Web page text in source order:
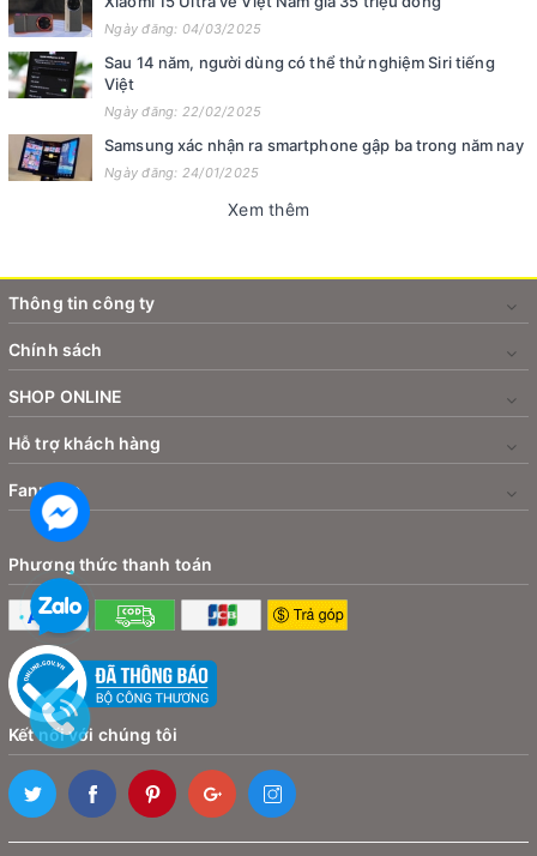
Ngày đăng: 04/03/2025
Sau 14 năm, người dùng có thể thử nghiệm Siri tiếng
Việt
Ngày đăng: 22/02/2025
Samsung xác nhận ra smartphone gập ba trong năm nay
Ngày đăng: 24/01/2025
Xem thêm
Thông tin công ty
Chính sách
SHOP ONLINE
Hỗ trợ khách hàng
Fanpage
Phương thức thanh toán
Kết nối với chúng tôi